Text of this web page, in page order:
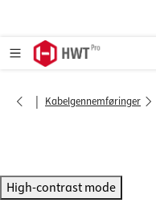
| Kabelgennemføringer
High-contrast mode